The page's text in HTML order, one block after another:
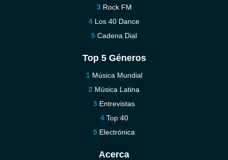
Rock FM
Los 40 Dance
Cadena Dial
Top 5 Géneros
Música Mundial
Música Latina
Entrevistas
Top 40
Electrónica
Acerca